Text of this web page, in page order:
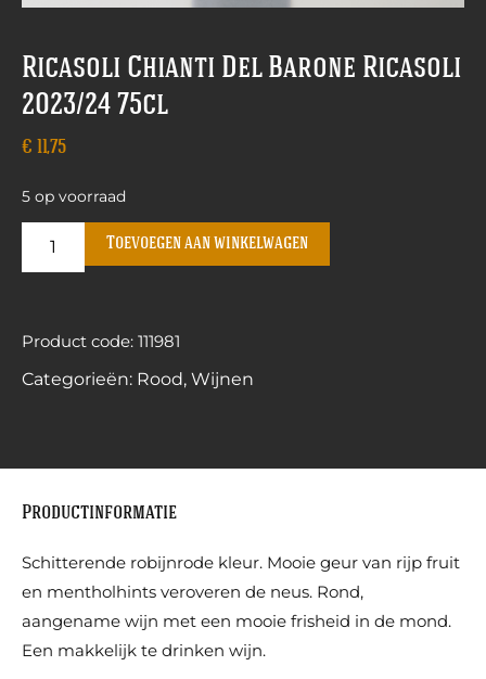
Ricasoli Chianti Del Barone Ricasoli
2023/24 75cl
€ 11,75
5 op voorraad
Toevoegen aan winkelwagen
Product code: 111981
Categorieën: Rood, Wijnen
Productinformatie
Schitterende robijnrode kleur. Mooie geur van rijp fruit
en mentholhints veroveren de neus. Rond,
aangename wijn met een mooie frisheid in de mond.
Een makkelijk te drinken wijn.